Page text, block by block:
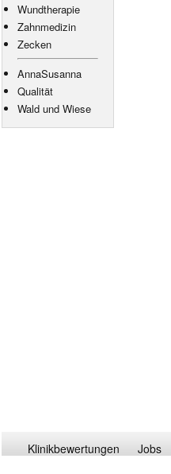
Wundtherapie
Zahnmedizin
Zecken
AnnaSusanna
Qualität
Wald und Wiese
Klinikbewertungen Jobs